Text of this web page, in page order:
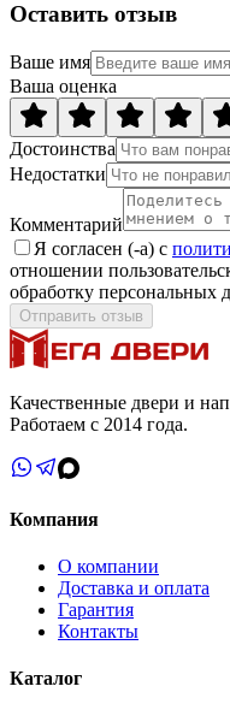
Оставить отзыв
Ваше имя
Ваша оценка
Достоинства
Недостатки
Комментарий
Я согласен (-а) с
отношении
обработку персональных
Отправить отзыв
Качественные двери и
Работаем с 2014 года.
Компания
О компании
Доставка и оплата
Гарантия
Контакты
Каталог